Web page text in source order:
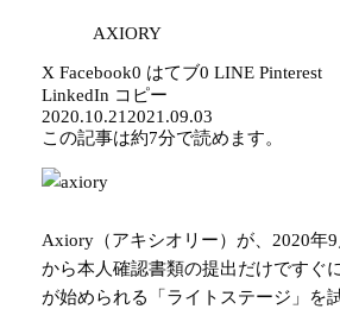
AXIORY
X Facebook0 はてブ0 LINE Pinterest
LinkedIn コピー
2020.10.21 2021.09.03
この記事は約7分で読めます。
Axiory（アキシオリー）が、2020年9
から本人確認書類の提出だけですぐ
が始められる「ライトステージ」を